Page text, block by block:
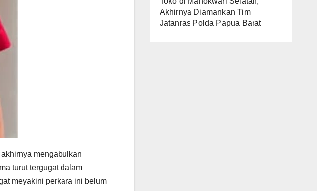
mengabulkan
turut tergugat dalam
meyakini perkara ini belum
Akhirnya Diamankan Tim
Jatanras Polda Papua Barat